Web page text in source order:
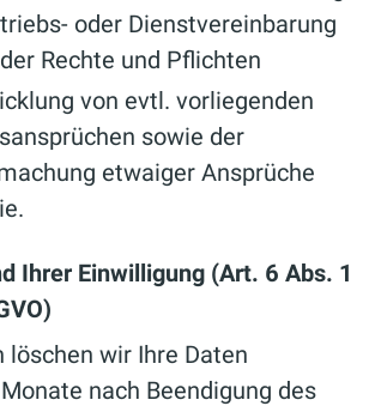
oder Dienstvereinbarung
Rechte und Pflichten
von evtl. vorliegenden
sowie der
etwaiger Ansprüche
Ihrer Einwilligung (Art. 6 Abs. 1
löschen wir Ihre Daten
nach Beendigung des